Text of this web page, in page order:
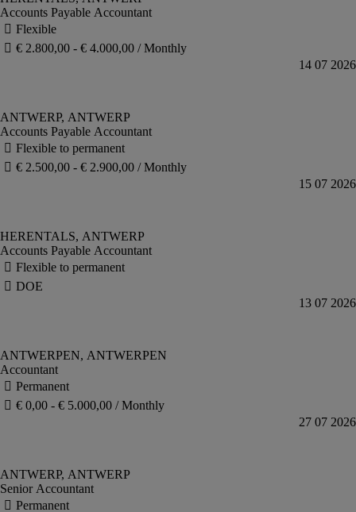
Accounts Payable Accountant
Accounts Payable Accountant
Accounts Payable Accountant
Accountant
Senior Accountant